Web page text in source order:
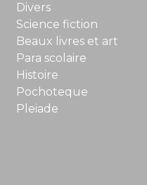
Divers
Science fiction
Beaux livres et art
Para scolaire
Histoire
Pochoteque
Pleiade